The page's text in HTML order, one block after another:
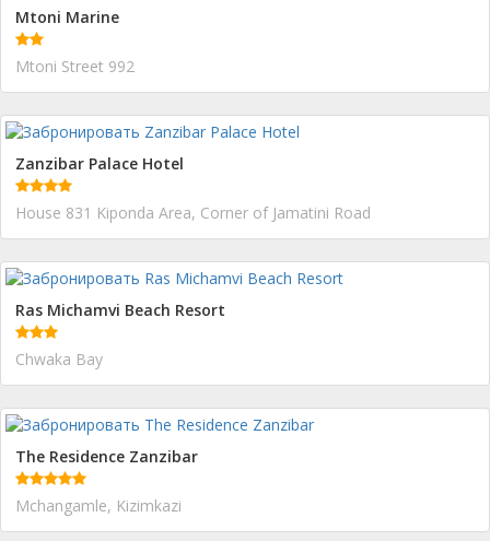
Mtoni Marine
Mtoni Street 992
Zanzibar Palace Hotel
House 831 Kiponda Area, Corner of Jamatini Road
Ras Michamvi Beach Resort
Chwaka Bay
The Residence Zanzibar
Mchangamle, Kizimkazi